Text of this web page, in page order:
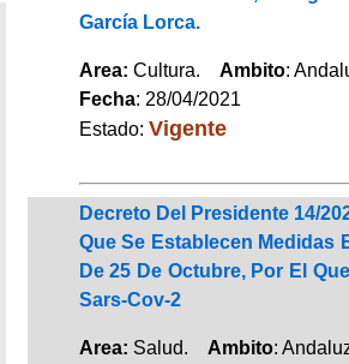
García Lorca.
Area: Cultura. Ambito:
Fecha: 28/04/2021
Estado: Vigente
Decreto Del Presidente 14/
Que Se Establecen Medidas
De 25 De Octubre, Por El
Sars-Cov-2
Area: Salud. Ambito: